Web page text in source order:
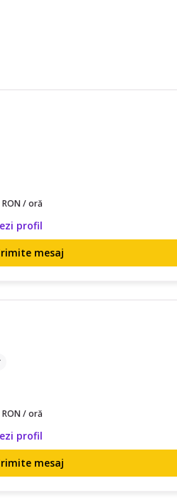
/ oră
profil
mesaj
/ oră
profil
mesaj